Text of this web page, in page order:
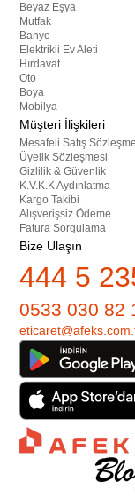
Beyaz Eşya
Mutfak
Banyo
Elektrikli Ev Aleti
Hırdavat
Oto
Boya
Mobilya
Müşteri İlişkileri
Mesafeli Satış
Üyelik Sözleşmesi
Gizlilik & Güvenlik
K.V.K.K Aydınlatma
Kargo Takibi
Alışverişsiz Ödeme
Fatura Sorgulama
Bize Ulaşın
444 5
0533 030 82